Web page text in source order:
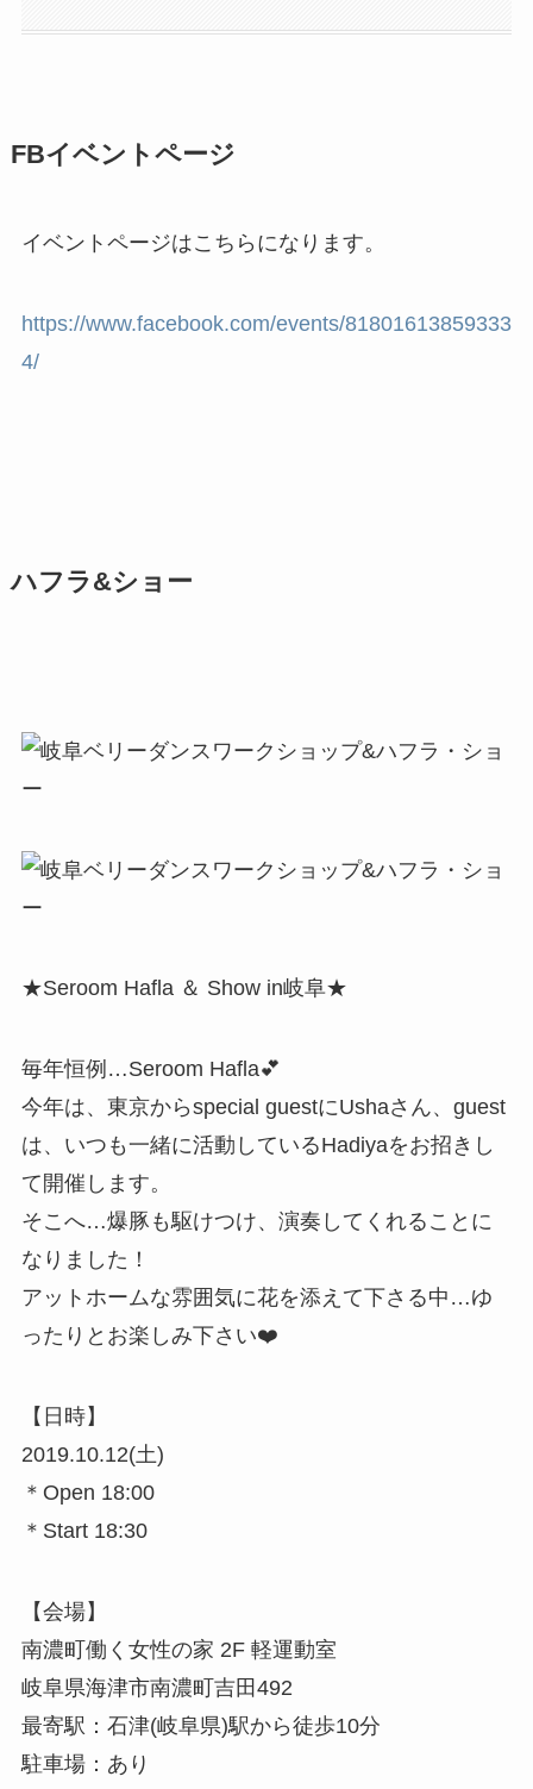
FBイベントページ
イベントページはこちらになります。
https://www.facebook.com/events/81801613859333
4/
ハフラ&ショー
★Seroom Hafla ＆ Show in岐阜★
毎年恒例…Seroom Hafla💕
今年は、東京からspecial guestにUshaさん、guest
は、いつも一緒に活動しているHadiyaをお招きし
て開催します。
そこへ…爆豚も駆けつけ、演奏してくれることに
なりました！
アットホームな雰囲気に花を添えて下さる中…ゆ
ったりとお楽しみ下さい❤️
【日時】
2019.10.12(土)
＊Open 18:00
＊Start 18:30
【会場】
南濃町働く女性の家 2F 軽運動室
岐阜県海津市南濃町吉田492
最寄駅：石津(岐阜県)駅から徒歩10分
駐車場：あり